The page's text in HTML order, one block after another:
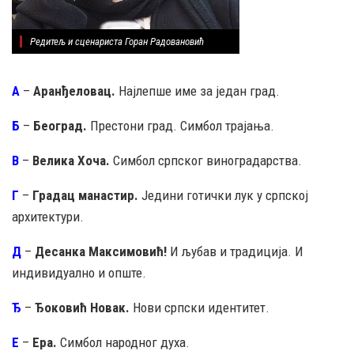
Редитељ и сценариста Горан Радовановић
А – Аранђеловац. Најлепше име за један град.
Б – Београд. Престони град. Симбол трајања.
В – Велика Хоча. Симбол српског виноградарства.
Г – Градац манастир. Једини готички лук у српској
архитектури.
Д – Десанка Максимовић! И љубав и традиција. И
индивидуално и опште.
Ђ – Ђоковић Новак. Нови српски идентитет.
Е – Ера. Симбол народног духа.